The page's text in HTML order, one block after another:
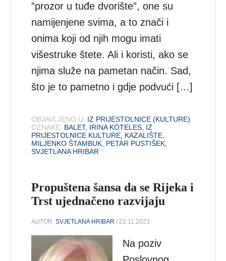
”prozor u tuđe dvorište”, one su
namijenjene svima, a to znači i
onima koji od njih mogu imati
višestruke štete. Ali i koristi, ako se
njima služe na pametan način. Sad,
što je to pametno i gdje podvući […]
OBJAVLJENO U: IZ PRIJESTOLNICE (KULTURE)
OZNAKE: BALET, IRINA KÖTELES IZ
PRIJESTOLNICE KULTURE KAZALIŠTE
MILJENKO ŠTAMBUK PETAR PUSTIŠEK
SVJETLANA HRIBAR
Propuštena šansa da se Rijeka i
Trst ujednačeno razvijaju
AUTOR:SVJETLANA HRIBAR / 22.11.2023.
Na poziv